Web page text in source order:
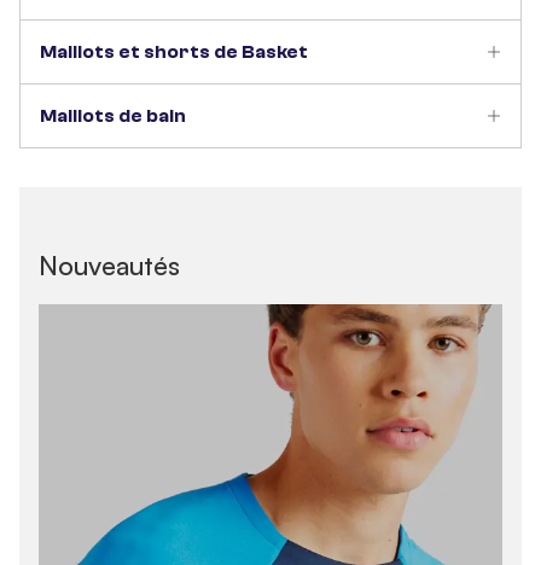
Maillots et shorts de Basket
Maillots de bain
Nouveautés